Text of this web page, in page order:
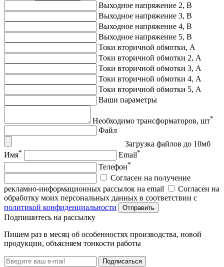
Выходное напряжение 2, В
Выходное напряжение 3, В
Выходное напряжение 4, В
Выходное напряжение 5, В
Токи вторичной обмотки, А
Токи вторичной обмотки 2, А
Токи вторичной обмотки 3, А
Токи вторичной обмотки 4, А
Токи вторичной обмотки 5, А
Ваши параметры
Необходимо трансформаторов, шт*
Файл
Загрузка файлов до 10мб
Имя* Email*
Телефон*
Согласен на получение
рекламно-информационных рассылок на email
Согласен на
обработку моих персональных данных в соответствии с
политикой конфиденциальности
Отправить
Подпишитеcь на рассылку
Пишем раз в месяц об особенностях производства, новой
продукции, объясняем тонкости работы
Подписаться